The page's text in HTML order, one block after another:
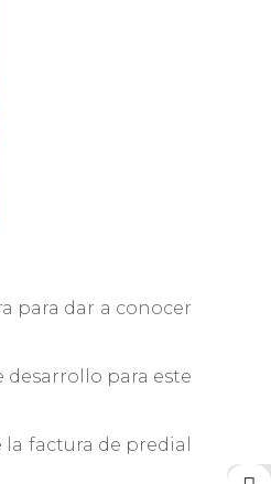
para dar a conocer
desarrollo para este
factura de predial